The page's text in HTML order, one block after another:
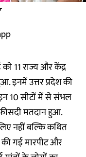
11 राज्य और केंद्र
इनमें उत्तर प्रदेश की
इन 10 सीटों में से संभल
मतदान हुआ.
नहीं बल्कि कथित
गई मारपीट और